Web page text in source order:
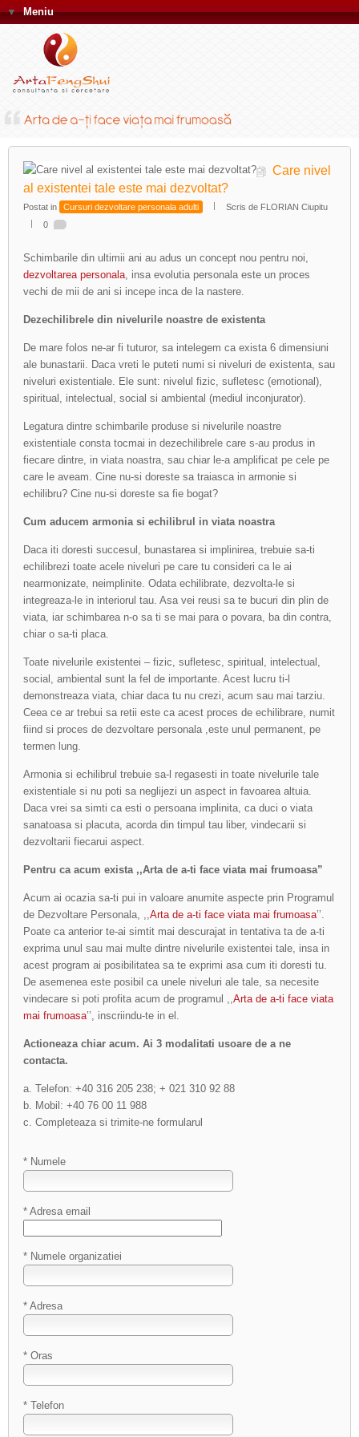
▼Meniu
Care nivel
al existentei tale este mai dezvoltat?
Postat in Cursuri dezvoltare personala adulti
Scris de FLORIAN Ciupitu
0
Schimbarile din ultimii ani au adus un concept nou pentru noi,
dezvoltarea personala, insa evolutia personala este un proces
vechi de mii de ani si incepe inca de la nastere.
Dezechilibrele din nivelurile noastre de existenta
De mare folos ne-ar fi tuturor, sa intelegem ca exista 6 dimensiuni
ale bunastarii. Daca vreti le puteti numi si niveluri de existenta, sau
niveluri existentiale. Ele sunt: nivelul fizic, sufletesc (emotional),
spiritual, intelectual, social si ambiental (mediul inconjurator).
Legatura dintre schimbarile produse si nivelurile noastre
existentiale consta tocmai in dezechilibrele care s-au produs in
fiecare dintre, in viata noastra, sau chiar le-a amplificat pe cele pe
care le aveam. Cine nu-si doreste sa traiasca in armonie si
echilibru? Cine nu-si doreste sa fie bogat?
Cum aducem armonia si echilibrul in viata noastra
Daca iti doresti succesul, bunastarea si implinirea, trebuie sa-ti
echilibrezi toate acele niveluri pe care tu consideri ca le ai
nearmonizate, neimplinite. Odata echilibrate, dezvolta-le si
integreaza-le in interiorul tau. Asa vei reusi sa te bucuri din plin de
viata, iar schimbarea n-o sa ti se mai para o povara, ba din contra,
chiar o sa-ti placa.
Toate nivelurile existentei – fizic, sufletesc, spiritual, intelectual,
social, ambiental sunt la fel de importante. Acest lucru ti-l
demonstreaza viata, chiar daca tu nu crezi, acum sau mai tarziu.
Ceea ce ar trebui sa retii este ca acest proces de echilibrare, numit
fiind si proces de dezvoltare personala ,este unul permanent, pe
termen lung.
Armonia si echilibrul trebuie sa-l regasesti in toate nivelurile tale
existentiale si nu poti sa neglijezi un aspect in favoarea altuia.
Daca vrei sa simti ca esti o persoana implinita, ca duci o viata
sanatoasa si placuta, acorda din timpul tau liber, vindecarii si
dezvoltarii fiecarui aspect.
Pentru ca acum exista ,,Arta de a-ti face viata mai frumoasa”
Acum ai ocazia sa-ti pui in valoare anumite aspecte prin Programul
de Dezvoltare Personala, ,,Arta de a-ti face viata mai frumoasa’’.
Poate ca anterior te-ai simtit mai descurajat in tentativa ta de a-ti
exprima unul sau mai multe dintre nivelurile existentei tale, insa in
acest program ai posibilitatea sa te exprimi asa cum iti doresti tu.
De asemenea este posibil ca unele niveluri ale tale, sa necesite
vindecare si poti profita acum de programul ,,Arta de a-ti face viata
mai frumoasa’’, inscriindu-te in el.
Actioneaza chiar acum. Ai 3 modalitati usoare de a ne
contacta.
a. Telefon: +40 316 205 238; + 021 310 92 88
b. Mobil: +40 76 00 11 988
c. Completeaza si trimite-ne formularul
* Numele
* Adresa email
* Numele organizatiei
* Adresa
* Oras
* Telefon